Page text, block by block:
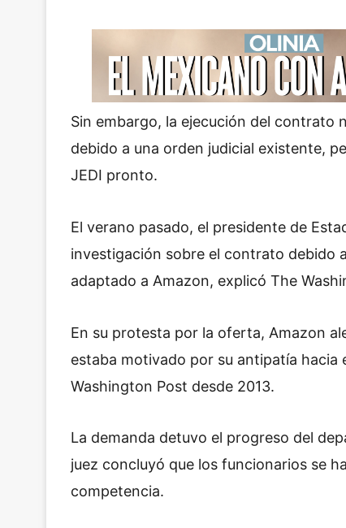
Sin embargo, la ejecución del contrato
debido a una orden judicial existente,
JEDI pronto.
El verano pasado, el presidente de
investigación sobre el contrato debido
adaptado a Amazon, explicó The
En su protesta por la oferta, Amazon
estaba motivado por su antipatía
Washington Post desde 2013.
La demanda detuvo el progreso del
juez concluyó que los funcionarios se
competencia.